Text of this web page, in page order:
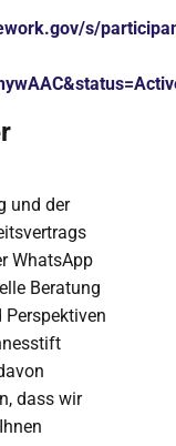
s/
und der
WhatsApp
Beratung
dass wir